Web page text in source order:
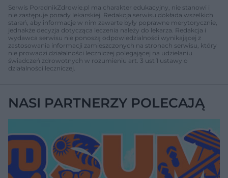
Serwis PoradnikZdrowie.pl ma charakter edukacyjny, nie stanowi i
nie zastępuje porady lekarskiej. Redakcja serwisu dokłada wszelkich
starań, aby informacje w nim zawarte były poprawne merytorycznie,
jednakże decyzja dotycząca leczenia należy do lekarza. Redakcja i
wydawca serwisu nie ponoszą odpowiedzialności wynikającej z
zastosowania informacji zamieszczonych na stronach serwisu, który
nie prowadzi działalności leczniczej polegającej na udzielaniu
świadczeń zdrowotnych w rozumieniu art. 3 ust 1 ustawy o
działalności leczniczej.
NASI PARTNERZY POLECAJĄ